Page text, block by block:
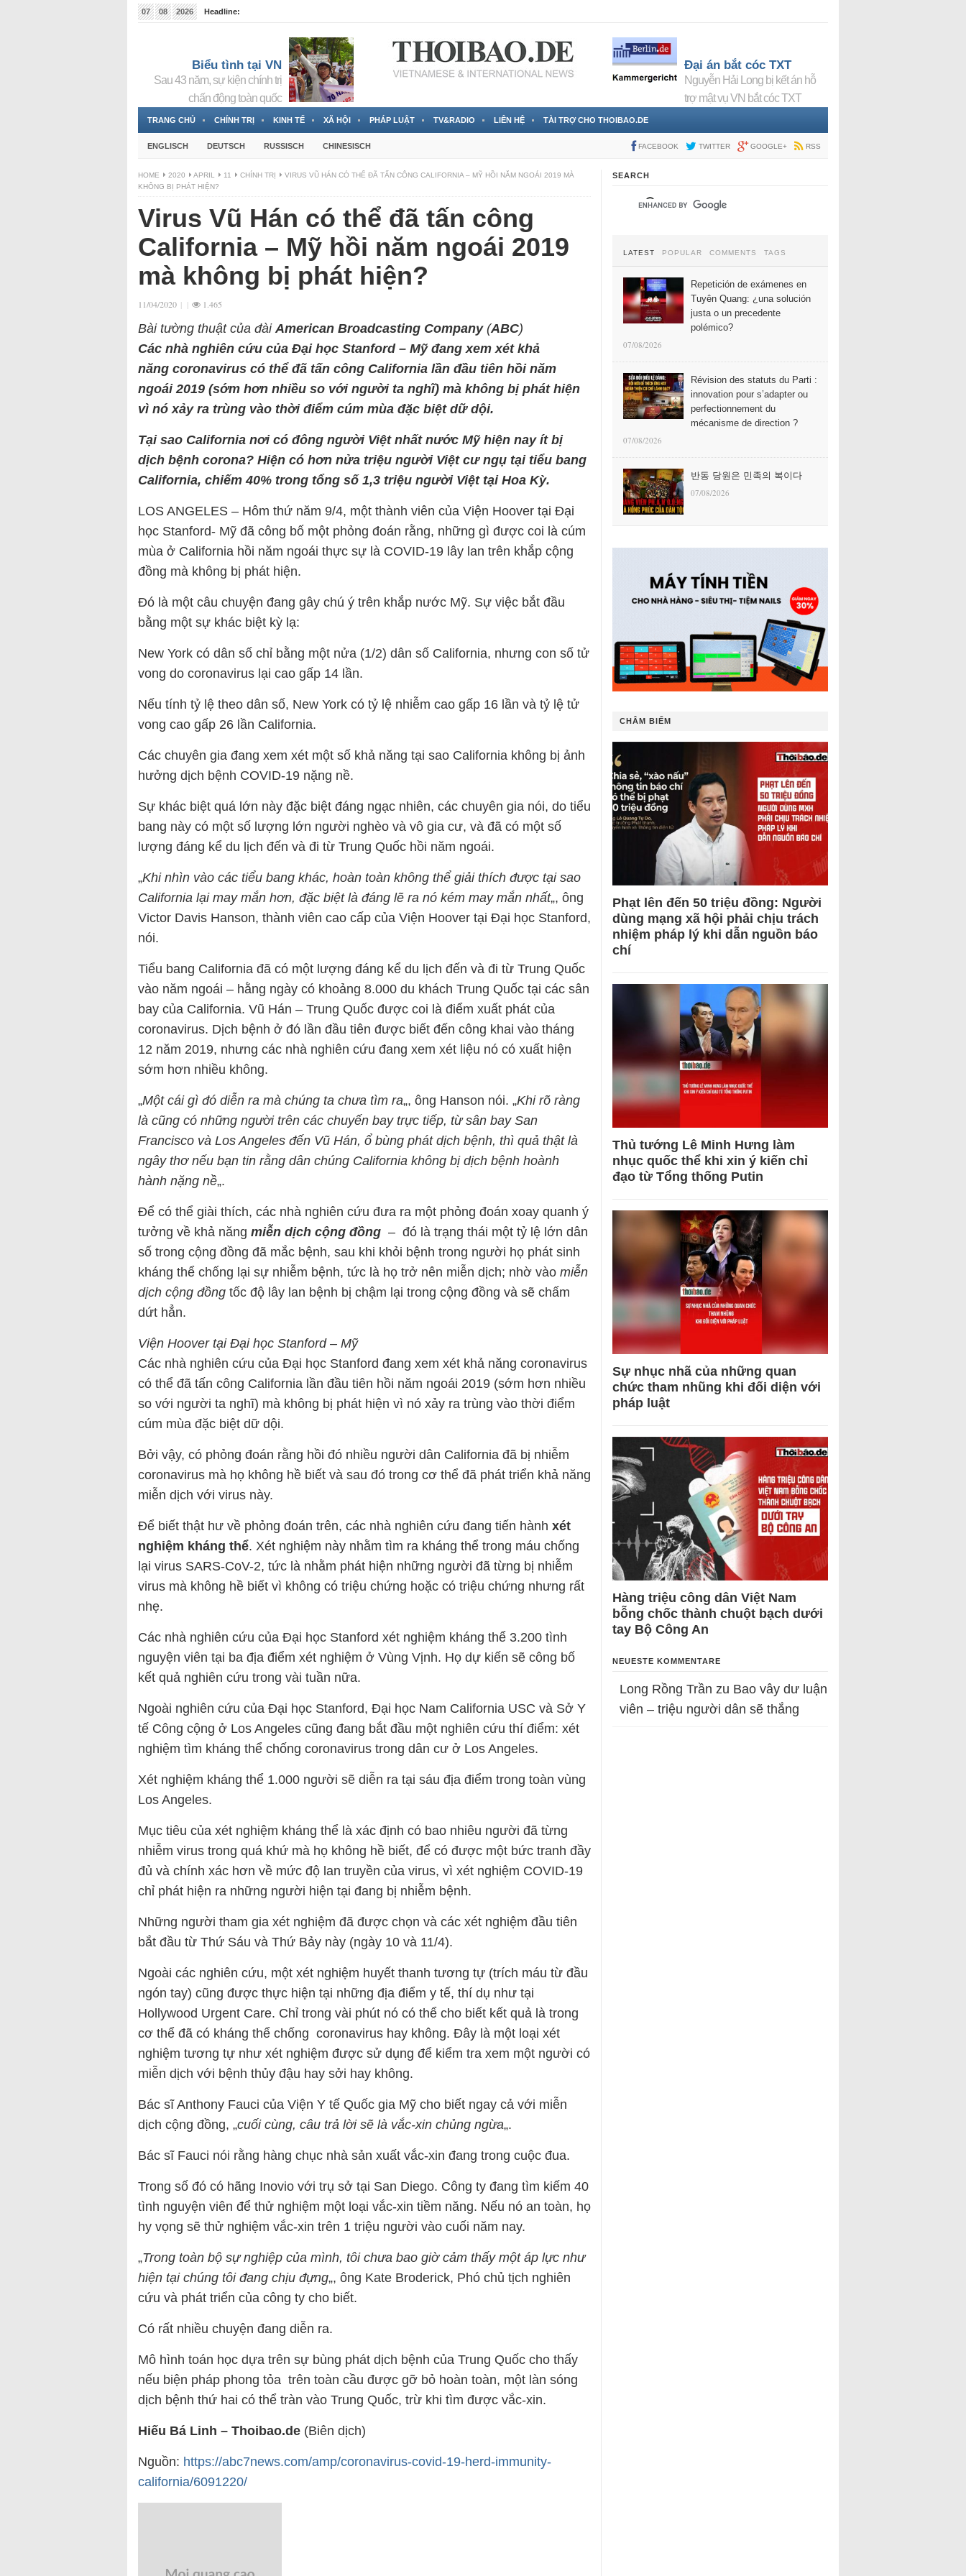
07 08 2026
Headline:
Biểu tình tại VN
Sau 43 năm, sự kiện chính trị
chấn động toàn quốc
Đại án bắt cóc TXT
Nguyễn Hải Long bị kết án hỗ
trợ mật vụ VN bắt cóc TXT
TRANG CHỦ CHÍNH TRỊ KINH TẾ XÃ HỘI PHÁP LUẬT TV&RADIO LIÊN HỆ TÀI TRỢ CHO THOIBAO.DE
ENGLISCH DEUTSCH RUSSISCH CHINESISCH FACEBOOK TWITTER GOOGLE+ RSS
HOME 2020 APRIL 11 CHÍNH TRỊ
VIRUS VŨ HÁN CÓ THỂ ĐÃ TẤN CÔNG CALIFORNIA – MỸ HỒI NĂM NGOÁI 2019 MÀ
KHÔNG BỊ PHÁT HIỆN?
Virus Vũ Hán có thể đã tấn công
California – Mỹ hồi năm ngoái 2019
mà không bị phát hiện?
11/04/2020 | | 1.465
Bài tường thuật của đàiAmerican Broadcasting Company(ABC)
Các nhà nghiên cứu của Đại học Stanford – Mỹ đang xem xét khả
năng coronavirus có thể đã tấn công California lần đầu tiên hồi năm
ngoái 2019 (sớm hơn nhiều so với người ta nghĩ) mà không bị phát hiện
vì nó xảy ra trùng vào thời điểm cúm mùa đặc biệt dữ dội.
Tại sao California nơi có đông người Việt nhất nước Mỹ hiện nay ít bị
dịch bệnh corona? Hiện có hơn nửa triệu người Việt cư ngụ tại tiểu bang
California, chiếm 40% trong tổng số 1,3 triệu người Việt tại Hoa Kỳ.
LOS ANGELES – Hôm thứ năm 9/4, một thành viên của Viện Hoover tại Đại
học Stanford- Mỹ đã công bố một phỏng đoán rằng, những gì được coi là cúm
mùa ở California hồi năm ngoái thực sự là COVID-19 lây lan trên khắp cộng
đồng mà không bị phát hiện.
Đó là một câu chuyện đang gây chú ý trên khắp nước Mỹ. Sự việc bắt đầu
bằng một sự khác biệt kỳ lạ:
New York có dân số chỉ bằng một nửa (1/2) dân số California, nhưng con số tử
vong do coronavirus lại cao gấp 14 lần.
Nếu tính tỷ lệ theo dân số, New York có tỷ lệ nhiễm cao gấp 16 lần và tỷ lệ tử
vong cao gấp 26 lần California.
Các chuyên gia đang xem xét một số khả năng tại sao California không bị ảnh
hưởng dịch bệnh COVID-19 nặng nề.
Sự khác biệt quá lớn này đặc biệt đáng ngạc nhiên, các chuyên gia nói, do tiểu
bang này có một số lượng lớn người nghèo và vô gia cư, và đã có một số
lượng đáng kể du lịch đến và đi từ Trung Quốc hồi năm ngoái.
„Khi nhìn vào các tiểu bang khác, hoàn toàn không thể giải thích được tại sao
California lại may mắn hơn, đặc biệt là đáng lẽ ra nó kém may mắn nhất„, ông
Victor Davis Hanson, thành viên cao cấp của Viện Hoover tại Đại học Stanford,
nói.
Tiểu bang California đã có một lượng đáng kể du lịch đến và đi từ Trung Quốc
vào năm ngoái – hằng ngày có khoảng 8.000 du khách Trung Quốc tại các sân
bay của California. Vũ Hán – Trung Quốc được coi là điểm xuất phát của
coronavirus. Dịch bệnh ở đó lần đầu tiên được biết đến công khai vào tháng
12 năm 2019, nhưng các nhà nghiên cứu đang xem xét liệu nó có xuất hiện
sớm hơn nhiều không.
„Một cái gì đó diễn ra mà chúng ta chưa tìm ra„, ông Hanson nói. „Khi rõ ràng
là cũng có những người trên các chuyến bay trực tiếp, từ sân bay San
Francisco và Los Angeles đến Vũ Hán, ổ bùng phát dịch bệnh, thì quả thật là
ngây thơ nếu bạn tin rằng dân chúng California không bị dịch bệnh hoành
hành nặng nề„.
Để có thể giài thích, các nhà nghiên cứu đưa ra một phỏng đoán xoay quanh ý
tưởng về khả năng miễn dịch cộng đồng – đó là trạng thái một tỷ lệ lớn dân
số trong cộng đồng đã mắc bệnh, sau khi khỏi bệnh trong người họ phát sinh
kháng thể chống lại sự nhiễm bệnh, tức là họ trở nên miễn dịch; nhờ vào miễn
dịch cộng đồng tốc độ lây lan bệnh bị chậm lại trong cộng đồng và sẽ chấm
dứt hẳn.
Viện Hoover tại Đại học Stanford – Mỹ
Các nhà nghiên cứu của Đại học Stanford đang xem xét khả năng coronavirus
có thể đã tấn công California lần đầu tiên hồi năm ngoái 2019 (sớm hơn nhiều
so với người ta nghĩ) mà không bị phát hiện vì nó xảy ra trùng vào thời điểm
cúm mùa đặc biệt dữ dội.
Bởi vậy, có phỏng đoán rằng hồi đó nhiều người dân California đã bị nhiễm
coronavirus mà họ không hề biết và sau đó trong cơ thể đã phát triển khả năng
miễn dịch với virus này.
Để biết thật hư về phỏng đoán trên, các nhà nghiên cứu đang tiến hành xét
nghiệm kháng thể. Xét nghiệm này nhằm tìm ra kháng thể trong máu chống
lại virus SARS-CoV-2, tức là nhằm phát hiện những người đã từng bị nhiễm
virus mà không hề biết vì không có triệu chứng hoặc có triệu chứng nhưng rất
nhẹ.
Các nhà nghiên cứu của Đại học Stanford xét nghiệm kháng thể 3.200 tình
nguyện viên tại ba địa điểm xét nghiệm ở Vùng Vịnh. Họ dự kiến sẽ công bố
kết quả nghiên cứu trong vài tuần nữa.
Ngoài nghiên cứu của Đại học Stanford, Đại học Nam California USC và Sở Y
tế Công cộng ở Los Angeles cũng đang bắt đầu một nghiên cứu thí điểm: xét
nghiệm tìm kháng thể chống coronavirus trong dân cư ở Los Angeles.
Xét nghiệm kháng thể 1.000 người sẽ diễn ra tại sáu địa điểm trong toàn vùng
Los Angeles.
Mục tiêu của xét nghiệm kháng thể là xác định có bao nhiêu người đã từng
nhiễm virus trong quá khứ mà họ không hề biết, để có được một bức tranh đầy
đủ và chính xác hơn về mức độ lan truyền của virus, vì xét nghiệm COVID-19
chỉ phát hiện ra những người hiện tại đang bị nhiễm bệnh.
Những người tham gia xét nghiệm đã được chọn và các xét nghiệm đầu tiên
bắt đầu từ Thứ Sáu và Thứ Bảy này (ngày 10 và 11/4).
Ngoài các nghiên cứu, một xét nghiệm huyết thanh tương tự (trích máu từ đầu
ngón tay) cũng được thực hiện tại những địa điểm y tế, thí dụ như tại
Hollywood Urgent Care. Chỉ trong vài phút nó có thể cho biết kết quả là trong
cơ thể đã có kháng thể chống coronavirus hay không. Đây là một loại xét
nghiệm tương tự như xét nghiệm được sử dụng để kiểm tra xem một người có
miễn dịch với bệnh thủy đậu hay sởi hay không.
Bác sĩ Anthony Fauci của Viện Y tế Quốc gia Mỹ cho biết ngay cả với miễn
dịch cộng đồng, „cuối cùng, câu trả lời sẽ là vắc-xin chủng ngừa„.
Bác sĩ Fauci nói rằng hàng chục nhà sản xuất vắc-xin đang trong cuộc đua.
Trong số đó có hãng Inovio với trụ sở tại San Diego. Công ty đang tìm kiếm 40
tình nguyện viên để thử nghiệm một loại vắc-xin tiềm năng. Nếu nó an toàn, họ
hy vọng sẽ thử nghiệm vắc-xin trên 1 triệu người vào cuối năm nay.
„Trong toàn bộ sự nghiệp của mình, tôi chưa bao giờ cảm thấy một áp lực như
hiện tại chúng tôi đang chịu đựng„, ông Kate Broderick, Phó chủ tịch nghiên
cứu và phát triển của công ty cho biết.
Có rất nhiều chuyện đang diễn ra.
Mô hình toán học dựa trên sự bùng phát dịch bệnh của Trung Quốc cho thấy
nếu biện pháp phong tỏa trên toàn cầu được gỡ bỏ hoàn toàn, một làn sóng
dịch bệnh thứ hai có thể tràn vào Trung Quốc, trừ khi tìm được vắc-xin.
Hiếu Bá Linh – Thoibao.de (Biên dịch)
Nguồn: https://abc7news.com/amp/coronavirus-covid-19-herd-immunity-
california/6091220/
SEARCH
LATEST POPULAR COMMENTS TAGS
Repetición de exámenes en
Tuyên Quang: ¿una solución
justa o un precedente
polémico?
07/08/2026
Révision des statuts du Parti :
innovation pour s’adapter ou
perfectionnement du
mécanisme de direction ?
07/08/2026
반동 당원은 민족의 복이다
07/08/2026
CHÂM BIẾM
Phạt lên đến 50 triệu đồng: Người
dùng mạng xã hội phải chịu trách
nhiệm pháp lý khi dẫn nguồn báo
chí
Thủ tướng Lê Minh Hưng làm
nhục quốc thể khi xin ý kiến chỉ
đạo từ Tổng thống Putin
Sự nhục nhã của những quan
chức tham nhũng khi đối diện với
pháp luật
Hàng triệu công dân Việt Nam
bỗng chốc thành chuột bạch dưới
tay Bộ Công An
NEUESTE KOMMENTARE
Long Rồng Trần zu Bao vây dư luận
viên – triệu người dân sẽ thắng